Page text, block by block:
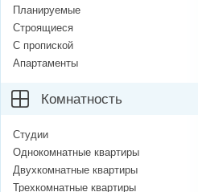
Планируемые
Строящиеся
С пропиской
Апартаменты
Комнатность
Студии
Однокомнатные квартиры
Двухкомнатные квартиры
Трехкомнатные квартиры